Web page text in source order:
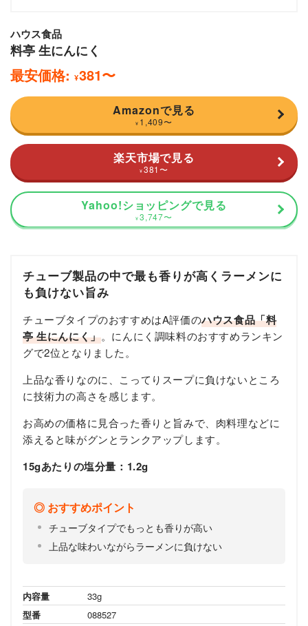
ハウス食品
料亭 生にんにく
最安価格: ¥381〜
Amazonで見る
¥ 1,409〜
楽天市場で見る
¥ 381〜
Yahoo!ショッピングで見る
¥ 3,747〜
チューブ製品の中で最も香りが高くラーメンに
も負けない旨み
チューブタイプのおすすめはA評価のハウス食品「料
亭 生にんにく」。にんにく調味料のおすすめランキン
グで2位となりました。
上品な香りなのに、こってりスープに負けないところ
に技術力の高さを感じます。
お高めの価格に見合った香りと旨みで、肉料理などに
添えると味がグンとランクアップします。
15gあたりの塩分量：1.2g
おすすめポイント
チューブタイプでもっとも香りが高い
上品な味わいながらラーメンに負けない
内容量
33g
型番
088527